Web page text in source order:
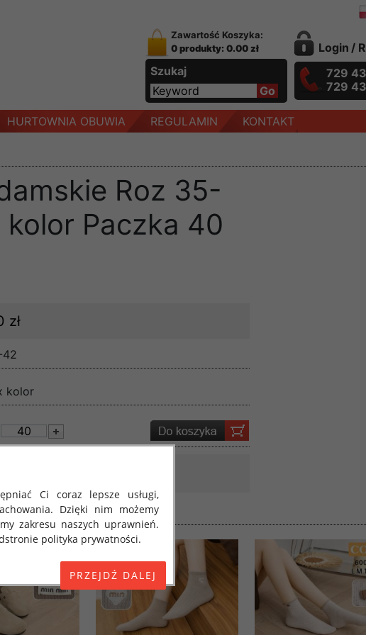
Zawartość Koszyka:
0 produkty: 0.00 zł
Szukaj
Login /
729
729
HURTOWNIA OBUWIA REGULAMIN KONTAKT
Roz 35-
Paczka 40
zł
kolor
Ci coraz lepsze usługi,
Dzięki nim możemy
zakresu naszych uprawnień.
polityka prywatności.
i Rady (UE) 2016/679 z dnia 27
danych osobowych i w sprawie
jako "RODO", "ORODO",
poinformować Cię o
25 maja 2018 roku. Poniżej